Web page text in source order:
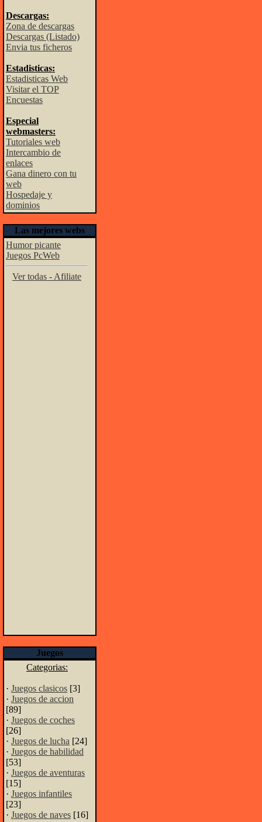
Descargas:
Zona de descargas
Descargas (Listado)
Envia tus ficheros
Estadisticas:
Estadisticas Web
Visitar el TOP
Encuestas
Especial
webmasters:
Tutoriales web
Intercambio de
enlaces
Gana dinero con tu
web
Hospedaje y
dominios
Las mejores webs
Humor picante
Juegos PcWeb
Ver todas - Afiliate
Juegos
Categorias:
· Juegos clasicos [3]
· Juegos de accion
[89]
· Juegos de coches
[26]
· Juegos de lucha [24]
· Juegos de habilidad
[53]
· Juegos de aventuras
[15]
· Juegos infantiles
[23]
· Juegos de naves [16]